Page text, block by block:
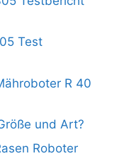
Test
R 40
und Art?
Roboter